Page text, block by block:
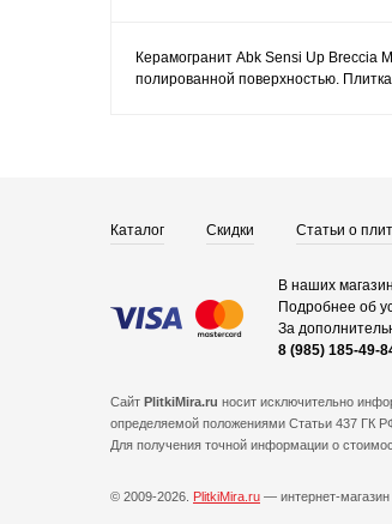
Керамогранит Abk Sensi Up Breccia
полированной поверхностью.
Каталог Скидки Статьи о
В наших
Подробнее об
За
8 (985) 185-49-
Сайт PlitkiMira.ru носит исключительно
определяемой положениями Статьи 437 ГК
Для получения точной информации о
© 2009-2026. PlitkiMira.ru — интернет-магазин